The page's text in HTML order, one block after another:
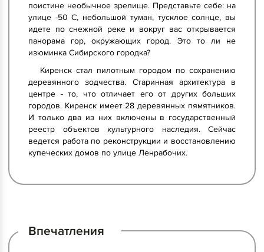
поистине необычное зрелище. Представьте себе: на
улице -50 C, небольшой туман, тусклое солнце, вы
идете по снежной реке и вокруг вас открывается
панорама гор, окружающих город. Это то ли не
изюминка Сибирского городка?
Киренск стал пилотным городом по сохранению
деревянного зодчества. Старинная архитектура в
центре - то, что отличает его от других больших
городов. Киренск имеет 28 деревянных пямятников.
И только два из них включены в государственный
реестр объектов культурного наследия. Сейчас
ведется работа по реконструкции и восстановлению
купеческих домов по улице Ленрабочих.
Впечатления